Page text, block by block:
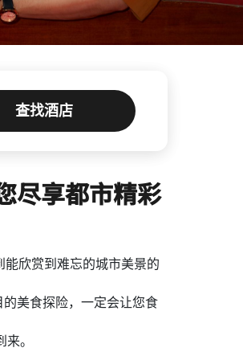
查找酒店
尽享都市精彩
欣赏到难忘的城市美景的
美食探险，一定会让您食
。​